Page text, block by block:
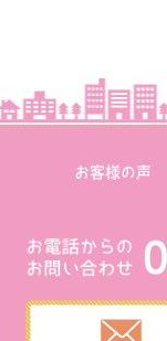
お客様の声